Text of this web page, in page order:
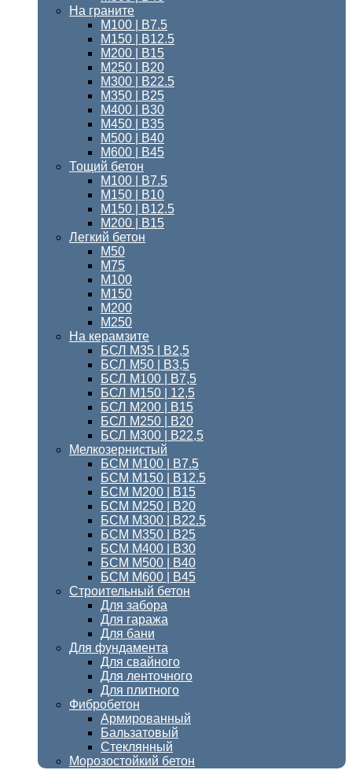
На граните
М100 | B7.5
M150 | B12.5
М200 | B15
М250 | B20
М300 | B22.5
М350 | B25
М400 | В30
М450 | В35
М500 | В40
М600 | В45
Тощий бетон
M100 | В7.5
М150 | B10
М150 | B12.5
М200 | В15
Легкий бетон
М50
М75
М100
М150
М200
М250
На керамзите
БСЛ М35 | В2,5
БСЛ М50 | В3,5
БСЛ М100 | В7,5
БСЛ М150 | 12,5
БСЛ М200 | В15
БСЛ M250 | В20
БСЛ М300 | B22,5
Мелкозернистый
БСМ M100 | B7.5
БСМ M150 | B12.5
БСМ М200 | В15
БСМ М250 | В20
БСМ М300 | В22.5
БСМ M350 | B25
БСМ М400 | B30
БСМ М500 | В40
БСМ М600 | В45
Строительный бетон
Для забора
Для гаража
Для бани
Для фундамента
Для свайного
Для ленточного
Для плитного
Фибробетон
Армированный
Бальзатовый
Стеклянный
Морозостойкий бетон